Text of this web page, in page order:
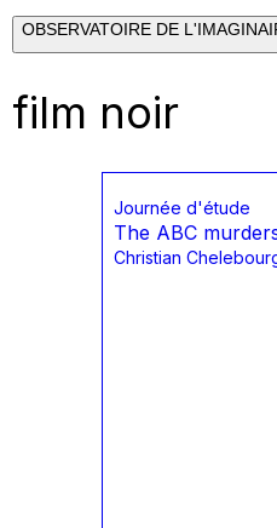
OBSERVATOIRE DE
film noir
Journée d'étude
The ABC
Christian